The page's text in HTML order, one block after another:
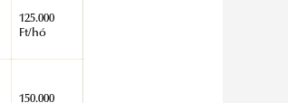
125.000
Ft/hó
150.000